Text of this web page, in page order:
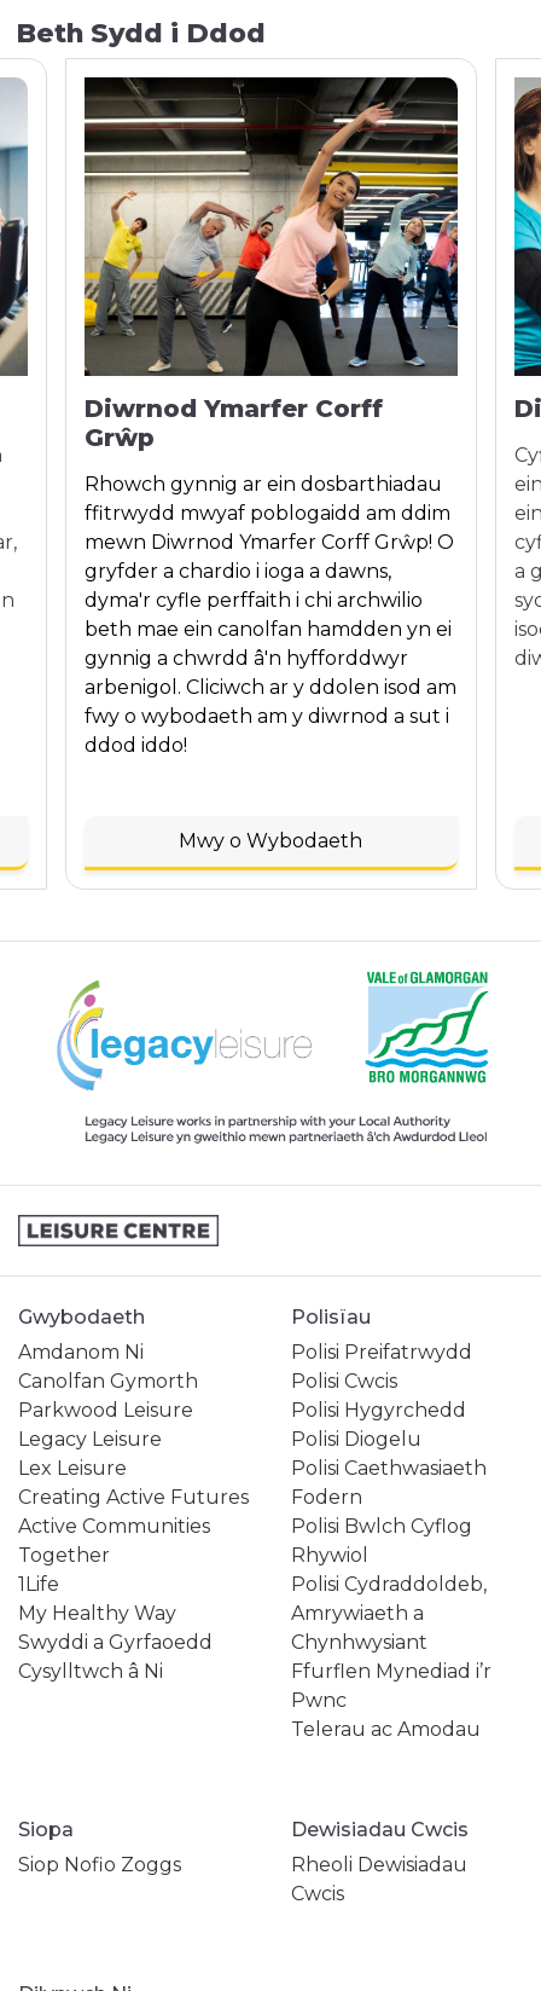
Beth Sydd i Ddod
Diwrnod Ymarfer Corff
Grŵp
Rhowch gynnig ar ein dosbarthiadau
ffitrwydd mwyaf poblogaidd am ddim
mewn Diwrnod Ymarfer Corff Grŵp! O
gryfder a chardio i ioga a dawns,
dyma'r cyfle perffaith i chi archwilio
beth mae ein canolfan hamdden yn ei
gynnig a chwrdd â'n hyfforddwyr
arbenigol. Cliciwch ar y ddolen isod am
fwy o wybodaeth am y diwrnod a sut i
ddod iddo!
Mwy o Wybodaeth
a
Gwybodaeth
Amdanom Ni
Canolfan Gymorth
Parkwood Leisure
Legacy Leisure
Lex Leisure
Creating Active Futures
Active Communities
Together
1Life
My Healthy Way
Swyddi a Gyrfaoedd
Cysylltwch â Ni
Polisïau
Polisi Preifatrwydd
Polisi Cwcis
Polisi Hygyrchedd
Polisi Diogelu
Polisi Caethwasiaeth
Fodern
Polisi Bwlch Cyflog
Rhywiol
Polisi Cydraddoldeb,
Amrywiaeth a
Chynhwysiant
Ffurflen Mynediad i’r
Pwnc
Telerau ac Amodau
Siopa
Siop Nofio Zoggs
Dewisiadau Cwcis
Rheoli Dewisiadau
Cwcis